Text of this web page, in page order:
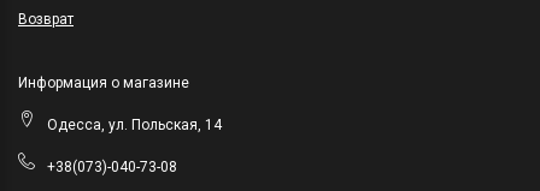
Возврат
Информация о магазине
Одесса, ул. Польская, 14
+38(073)-040-73-08